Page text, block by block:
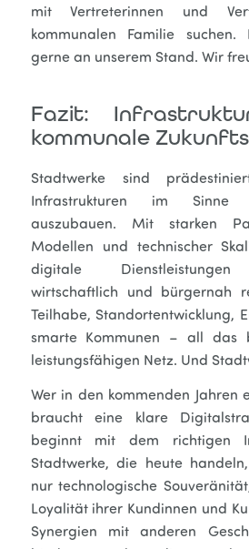
mit Vertreterinnen und
kommunalen Familie suchen.
gerne an unserem Stand. Wir
Fazit:
kommunale
Stadtwerke sind
Infrastrukturen im Sinne
auszubauen. Mit starken
Modellen und technischer
digitale Dienstleistungen
wirtschaftlich und bürgernah
Teilhabe, Standortentwicklung,
smarte Kommunen – all das
leistungsfähigen Netz. Und
Wer in den kommenden Jahren
braucht eine klare
beginnt mit dem richtigen
Stadtwerke, die heute
nur technologische
Loyalität ihrer Kundinnen und
Synergien mit anderen